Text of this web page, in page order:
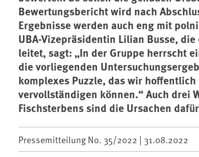
Bewertungsbericht wird nach
Ergebnisse werden auch eng mit
UBA-Vizepräsidentin Lilian Busse,
leitet, sagt: „In der Gruppe herrscht
die vorliegenden
komplexes Puzzle, das wir
vervollständigen können.“ Auch drei
Fischsterbens sind die Ursachen
Pressemitteilung No. 35/2022 | 31.08.2022